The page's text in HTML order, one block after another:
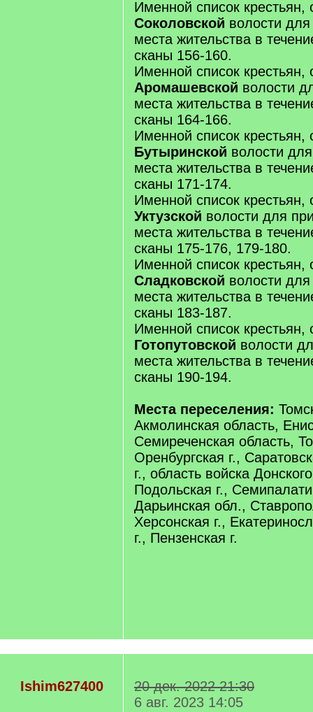
Именной список крестьян,
Соколовской волости
места жительства в
сканы 156-160.
Именной список крестьян,
Аромашевской волости
места жительства в
сканы 164-166.
Именной список крестьян,
Бутыринской волости
места жительства в
сканы 171-174.
Именной список крестьян,
Уктузской волости для
места жительства в
сканы 175-176, 179-180.
Именной список крестьян,
Сладковской волости
места жительства в
сканы 183-187.
Именной список крестьян,
Готопутовской волости
места жительства в
сканы 190-194.
Места переселения:
Акмолинская область,
Семиреченская область,
Оренбургская г.,
г., область войска
Подольская г.,
Дарьинская обл.,
Херсонская г.,
г., Пензенская г.
Ishim627400
20 дек. 2022 21:30
6 авг. 2023 14:05